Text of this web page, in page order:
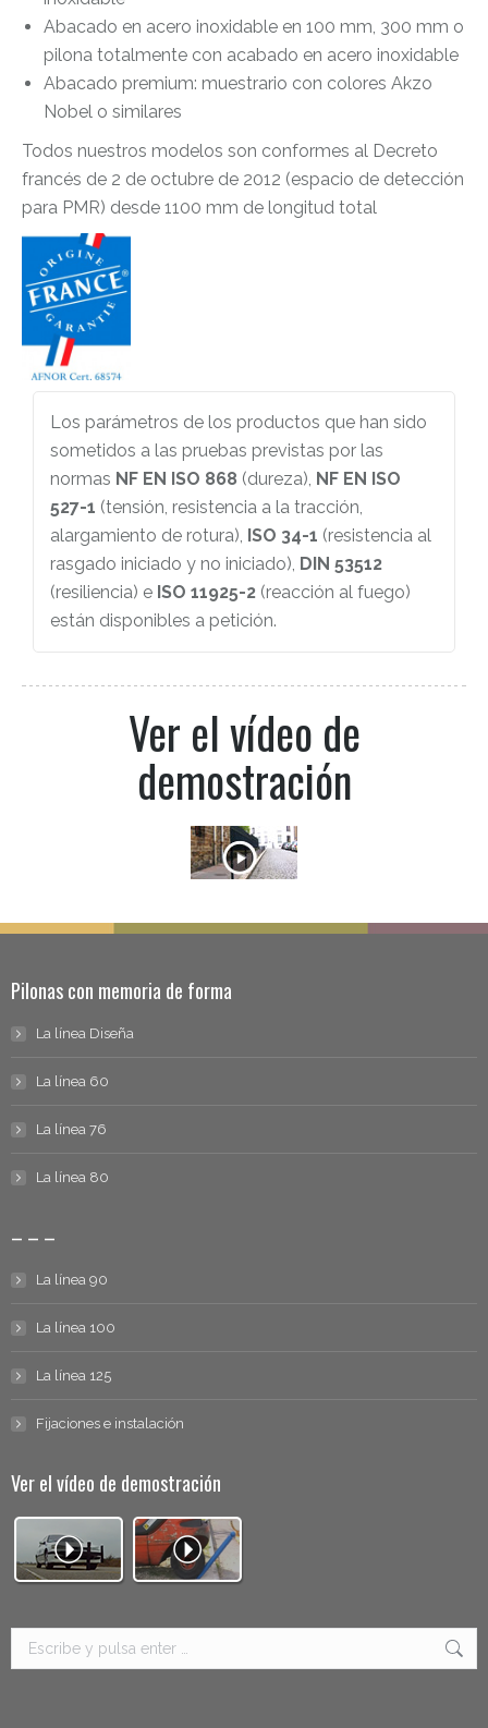
Abacado en acero inoxidable en 100 mm, 300 mm o
pilona totalmente con acabado en acero inoxidable
Abacado premium: muestrario con colores Akzo
Nobel o similares
Todos nuestros modelos son conformes al Decreto
francés de 2 de octubre de 2012 (espacio de detección
para PMR) desde 1100 mm de longitud total
Los parámetros de los productos que han sido
sometidos a las pruebas previstas por las
normas NF EN ISO 868 (dureza), NF EN ISO
527-1 (tensión, resistencia a la tracción,
alargamiento de rotura), ISO 34-1 (resistencia al
rasgado iniciado y no iniciado), DIN 53512
(resiliencia) e ISO 11925-2 (reacción al fuego)
están disponibles a petición.
Ver el vídeo de
demostración
Pilonas con memoria de forma
La línea Diseña
La línea 60
La línea 76
La línea 80
– – –
La línea 90
La línea 100
La línea 125
Fijaciones e instalación
Ver el vídeo de demostración
Buscar: